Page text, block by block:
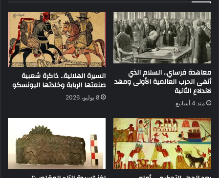
معاهدة فرساي.. السلام الذي
أنهى الحرب العالمية الأولى ومهد
لاندلاع الثانية
منذ 4 أسابيع
السيرة الهلالية.. ذاكرة شعبية
صنعتها الربابة وخلدتها اليونسكو
8 يوليو، 2026